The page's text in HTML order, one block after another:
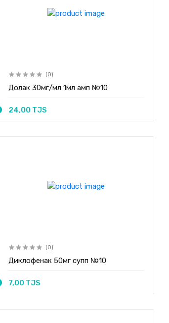
(0)
Долак 30мг/мл 1мл амп №10
24,00 TJS
(0)
Диклофенак 50мг супп №10
7,00 TJS